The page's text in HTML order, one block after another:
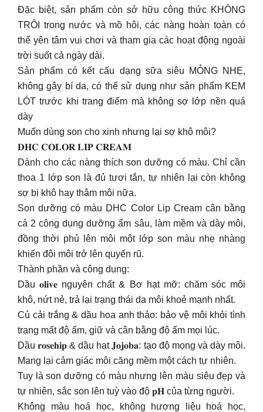
Đặc biệt, sản phẩm còn sở hữu công thức KHÔNG
TRÔI trong nước và mồ hôi, các nàng hoàn toàn có
thể yên tâm vui chơi và tham gia các hoạt động ngoài
trời suốt cả ngày dài.
Sản phẩm có kết cấu dạng sữa siêu MỎNG NHẸ,
không gây bí da, có thể sử dụng như sản phẩm KEM
LÓT trước khi trang điểm mà không sợ lớp nền quá
dày
Muốn dùng son cho xinh nhưng lại sợ khô môi?
𝐃𝐇𝐂 𝐂𝐎𝐋𝐎𝐑 𝐋𝐈𝐏 𝐂𝐑𝐄𝐀𝐌
Dành cho các nàng thích son dưỡng có màu. Chỉ cần
thoa 1 lớp son là đủ tươi tắn, tự nhiên lại còn không
sợ bị khô hay thâm môi nữa.
Son dưỡng có màu DHC Color Lip Cream cân bằng
cả 2 công dụng dưỡng ẩm sâu, làm mềm và dày môi,
đồng thời phủ lên môi một lớp son màu nhẹ nhàng
khiến đôi môi trở lên quyến rũ.
Thành phần và công dụng:
Dầu 𝐨𝐥𝐢𝐯𝐞 nguyên chất & Bơ hạt mỡ: chăm sóc môi
khô, nứt nẻ, trả lại trạng thái da môi khoẻ mạnh nhất.
Củ cải trắng & dầu hoa anh thảo: bảo vệ môi khỏi tình
trạng mất độ ẩm, giữ và cân bằng độ ẩm mọi lúc.
Dầu 𝐫𝐨𝐬𝐞𝐡𝐢𝐩 & dầu hạt 𝐉𝐨𝐣𝐨𝐛𝐚: tạo độ mọng và dày môi.
Mang lại cảm giác môi căng mềm một cách tự nhiên.
Tuy là son dưỡng có màu nhưng lên màu siêu đẹp và
tự nhiên, sắc son lên tuỳ vào độ 𝐩𝐇 của từng người.
Không màu hoá học, không hương liệu hoá học,